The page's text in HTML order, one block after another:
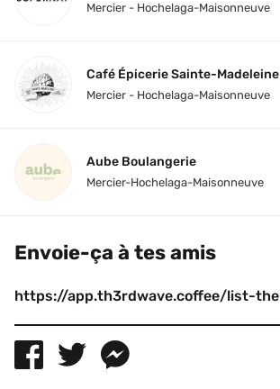
Mercier - Hochelaga-Maisonneuve
Café Épicerie Sainte-Madeleine
Mercier - Hochelaga-Maisonneuve
Aube Boulangerie
Mercier-Hochelaga-Maisonneuve
Envoie-ça à tes amis